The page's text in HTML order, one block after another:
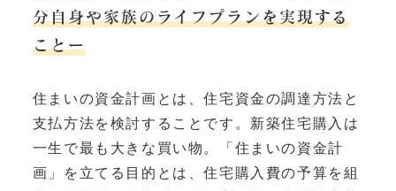
分自身や家族のライフプランを実現する
ことー
住まいの資金計画とは、住宅資金の調達方法と
支払方法を検討することです。新築住宅購入は
一生で最も大きな買い物。「住まいの資金計
画」を立てる目的とは、住宅購入費の予算を組